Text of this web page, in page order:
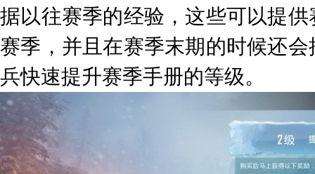
据以往赛季的经验，这些可以提
赛季，并且在赛季末期的时候还
兵快速提升赛季手册的等级。